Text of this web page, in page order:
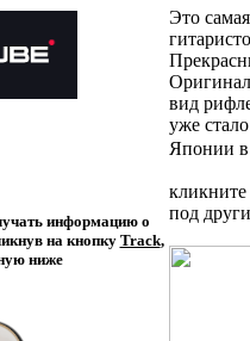
информацию о
на кнопкуTrack,
ниже
Это
вид
уже
Японии
под